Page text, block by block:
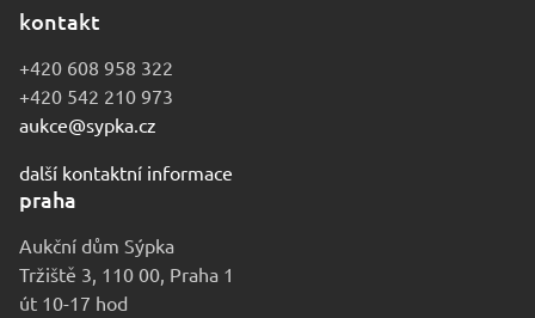
kontakt
+420 608 958 322
+420 542 210 973
aukce@sypka.cz
další kontaktní informace
praha
Aukční dům Sýpka
Tržiště 3, 110 00, Praha 1
út 10-17 hod